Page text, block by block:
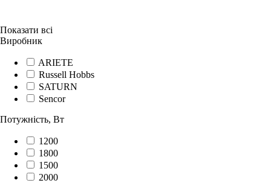
Показати всi
Виробник
ARIETE
Russell Hobbs
SATURN
Sencor
Потужність, Вт
1200
1800
1500
2000